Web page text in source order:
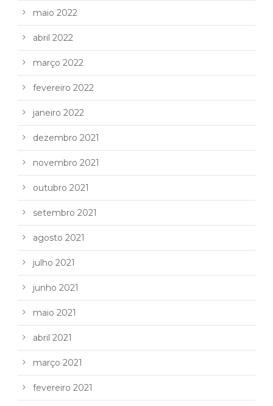
maio 2022
abril 2022
março 2022
fevereiro 2022
janeiro 2022
dezembro 2021
novembro 2021
outubro 2021
setembro 2021
agosto 2021
julho 2021
junho 2021
maio 2021
abril 2021
março 2021
fevereiro 2021